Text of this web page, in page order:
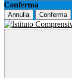
Conferma
Annulla Conferma